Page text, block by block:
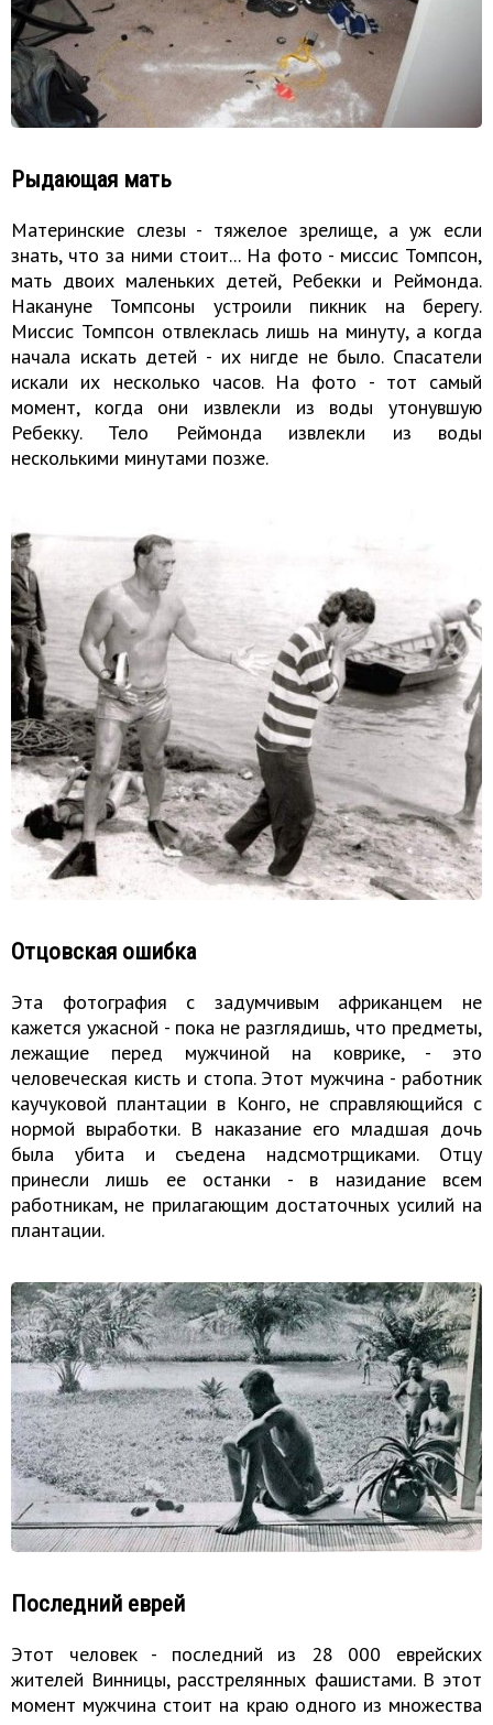
Рыдающая мать
Материнские слезы - тяжелое зрелище, а уж если
знать, что за ними стоит... На фото - миссис Томпсон,
мать двоих маленьких детей, Ребекки и Реймонда.
Накануне Томпсоны устроили пикник на берегу.
Миссис Томпсон отвлеклась лишь на минуту, а когда
начала искать детей - их нигде не было. Спасатели
искали их несколько часов. На фото - тот самый
момент, когда они извлекли из воды утонувшую
Ребекку. Тело Реймонда извлекли из воды
несколькими минутами позже.
Отцовская ошибка
Эта фотография с задумчивым африканцем не
кажется ужасной - пока не разглядишь, что предметы,
лежащие перед мужчиной на коврике, - это
человеческая кисть и стопа. Этот мужчина - работник
каучуковой плантации в Конго, не справляющийся с
нормой выработки. В наказание его младшая дочь
была убита и съедена надсмотрщиками. Отцу
принесли лишь ее останки - в назидание всем
работникам, не прилагающим достаточных усилий на
плантации.
Последний еврей
Этот человек - последний из 28 000 еврейских
жителей Винницы, расстрелянных фашистами. В этот
момент мужчина стоит на краю одного из множества